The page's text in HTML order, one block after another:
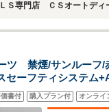
店 ＣＳオートディーラー ４０系 ５０系 ＬＳ／
ツ 禁煙/サンルーフ/
セーフティシステム
タルインナーミラー/
レザーシート/専用イ
書付 購入プラン付 オンライ